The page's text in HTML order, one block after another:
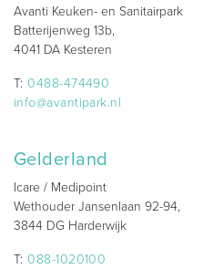
Avanti Keuken- en Sanitairpark
Batterijenweg 13b,
4041 DA Kesteren
T:0488-474490
info@avantipark.nl
Gelderland
Icare / Medipoint
Wethouder Jansenlaan 92-94,
3844 DG Harderwijk
T:088-1020100